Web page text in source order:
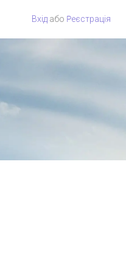
Вхід або Pеєстрація